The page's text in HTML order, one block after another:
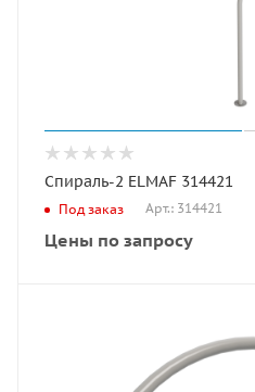
Спираль-2 ELMAF 314421
Под заказ Арт.: 314421
Цены по запросу